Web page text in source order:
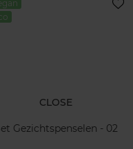
CLOSE
Gezichtspenselen - 02